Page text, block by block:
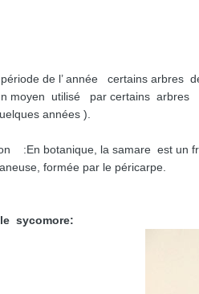
période de l’ année certains
moyen utilisé par certains arbres
années ).
:En botanique, la samare est un
formée par le péricarpe.
sycomore: